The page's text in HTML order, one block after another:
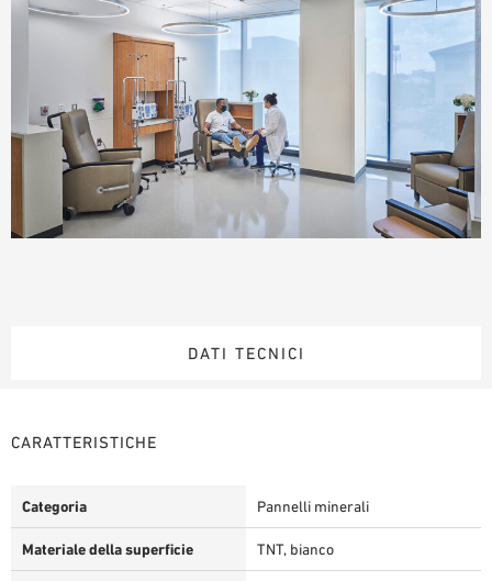
DATI TECNICI
CARATTERISTICHE
Categoria Pannelli minerali
Materiale della superficie TNT, bianco